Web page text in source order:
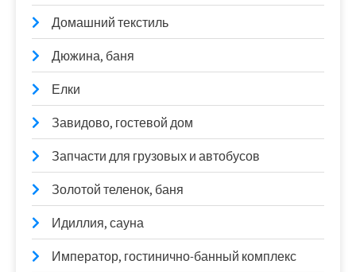
Домашний текстиль
Дюжина, баня
Елки
Завидово, гостевой дом
Запчасти для грузовых и автобусов
Золотой теленок, баня
Идиллия, сауна
Император, гостинично-банный комплекс